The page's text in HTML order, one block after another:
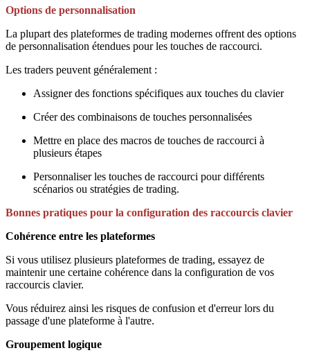
Options de personnalisation
La plupart des plateformes de trading modernes offrent des options
de personnalisation étendues pour les touches de raccourci.
Les traders peuvent généralement :
Assigner des fonctions spécifiques aux touches du clavier
Créer des combinaisons de touches personnalisées
Mettre en place des macros de touches de raccourci à
plusieurs étapes
Personnaliser les touches de raccourci pour différents
scénarios ou stratégies de trading.
Bonnes pratiques pour la configuration des raccourcis clavier
Cohérence entre les plateformes
Si vous utilisez plusieurs plateformes de trading, essayez de
maintenir une certaine cohérence dans la configuration de vos
raccourcis clavier.
Vous réduirez ainsi les risques de confusion et d'erreur lors du
passage d'une plateforme à l'autre.
Groupement logique